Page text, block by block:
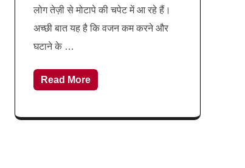
लोग तेज़ी से मोटापे की चपेट में आ रहे हैं।
अच्छी बात यह है कि वजन कम करने और
घटाने के …
Read More